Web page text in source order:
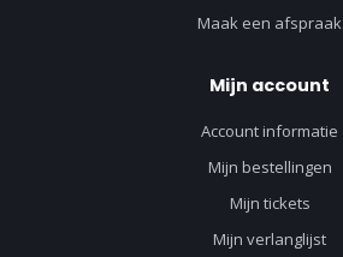
Maak een afspraak
Mijn account
Account informatie
Mijn bestellingen
Mijn tickets
Mijn verlanglijst